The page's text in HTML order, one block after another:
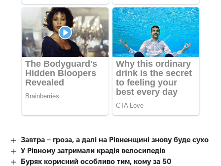
Завтра – гроза, а далі на Рівненщині знову буде сухо
У Рівному затримали крадія велосипедів
Буряк корисний особливо тим, кому за 50